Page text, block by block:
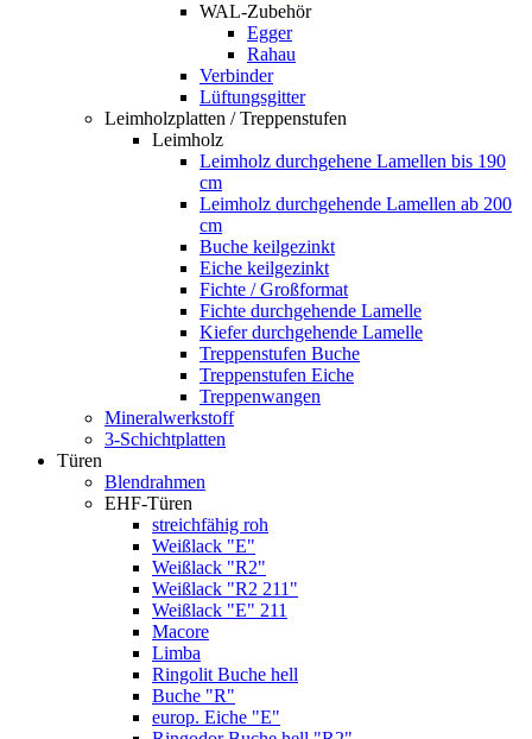
WAL-Zubehör
Egger
Rahau
Verbinder
Lüftungsgitter
Leimholzplatten / Treppenstufen
Leimholz
Leimholz durchgehene Lamellen bis 190
cm
Leimholz durchgehende Lamellen ab 200
cm
Buche keilgezinkt
Eiche keilgezinkt
Fichte / Großformat
Fichte durchgehende Lamelle
Kiefer durchgehende Lamelle
Treppenstufen Buche
Treppenstufen Eiche
Treppenwangen
Mineralwerkstoff
3-Schichtplatten
Türen
Blendrahmen
EHF-Türen
streichfähig roh
Weißlack "E"
Weißlack "R2"
Weißlack "R2 211"
Weißlack "E" 211
Macore
Limba
Ringolit Buche hell
Buche "R"
europ. Eiche "E"